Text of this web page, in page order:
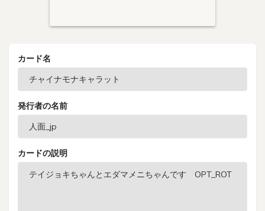
カード名
発行者の名前
カードの説明